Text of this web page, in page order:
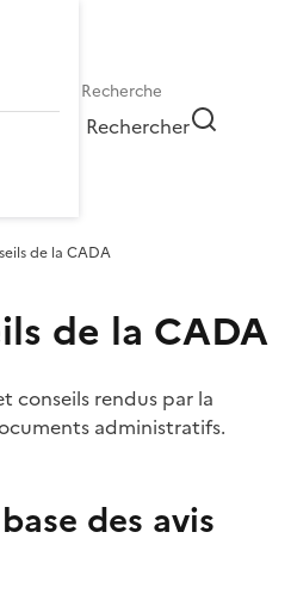
Rechercher
de la CADA
de la CADA
conseils rendus par la
administratifs.
des avis